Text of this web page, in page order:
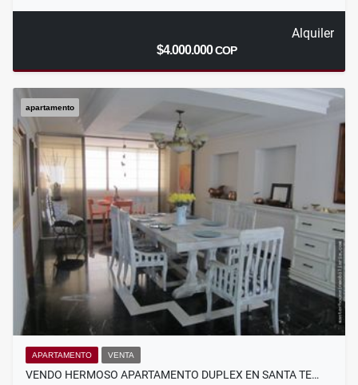
Alquiler
$4.000.000COP
apartamento
APARTAMENTO VENTA
VENDO HERMOSO APARTAMENTO DUPLEX EN SANTA TE…